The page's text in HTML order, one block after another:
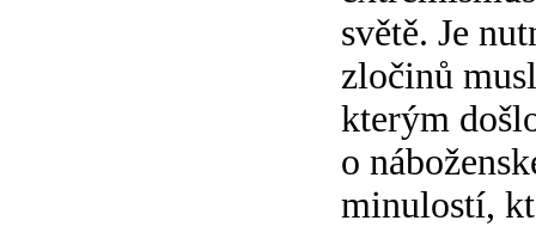
světě. Je
zločinů
kterým
o
minulostí,